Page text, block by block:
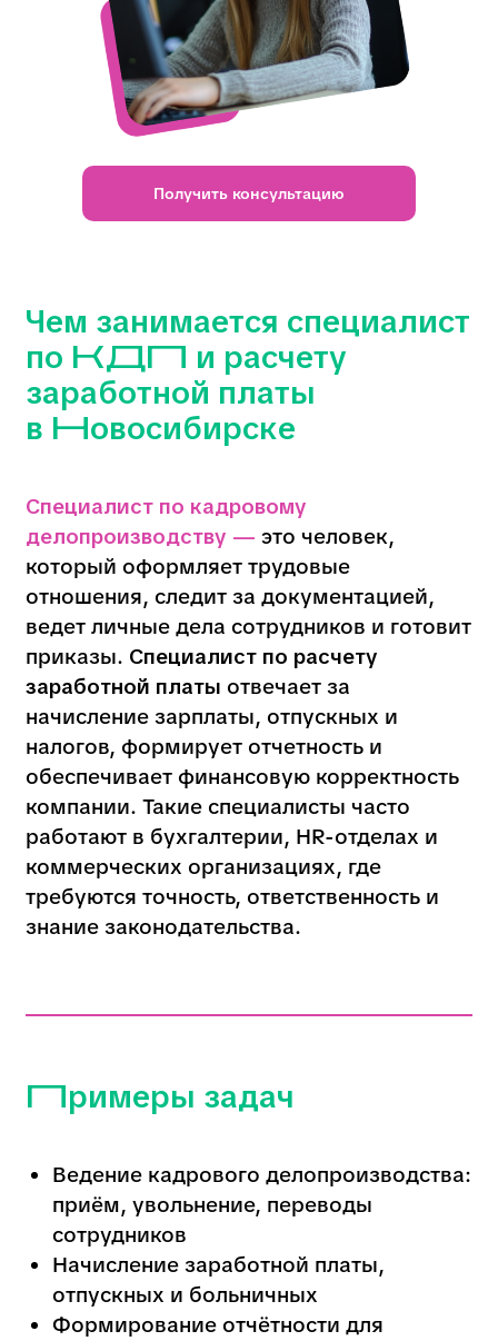
Получить консультацию
Чем занимается специалист
по КДП и расчету
заработной платы
в Новосибирске
который оформляет трудовые
отношения, следит за документацией,
ведет личные дела сотрудников и готовит
приказы.Специалист по расчету
заработной платыотвечает за
обеспечивает финансовую корректность
компании. Такие специалисты часто
работают в бухгалтерии, HR-отделах и
коммерческих организациях, где
требуются точность, ответственность и
знание законодательства.
Примеры задач
Ведение кадрового делопроизводства:
приём, увольнение, переводы
сотрудников
Начисление заработной платы,
Работа с бухгалтерскими
Кому подойдет